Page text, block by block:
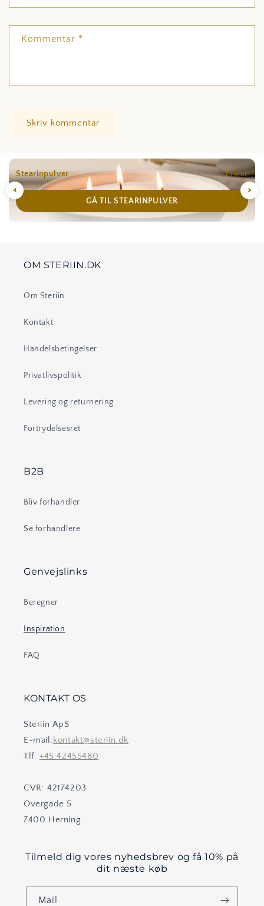
Kommentar *
Stearinpulver 159 kr
GÅ TIL STEARINPULVER
OM STERIIN.DK
Om Steriin
Kontakt
Handelsbetingelser
Privatlivspolitik
Levering og returnering
Fortrydelsesret
B2B
Bliv forhandler
Se forhandlere
Genvejslinks
Beregner
Inspiration
FAQ
KONTAKT OS
Steriin ApS
E-mail:kontakt@steriin.dk
Tlf. +45 42455480
CVR: 42174203
Overgade 5
7400 Herning
Tilmeld dig vores nyhedsbrev og få 10% på
dit næste køb
Mail